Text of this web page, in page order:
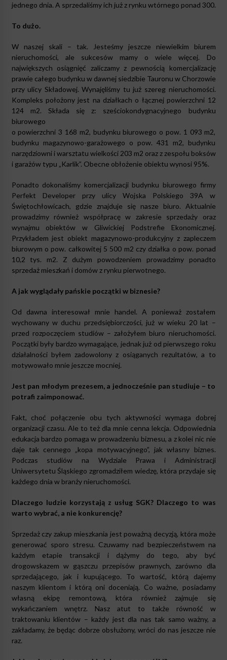
jednego dnia. A sprzedaliśmy ich już z rynku wtórnego ponad 300.
To dużo.
W naszej skali – tak. Jesteśmy jeszcze niewielkim biurem
nieruchomości, ale sukcesów mamy o wiele więcej. Do
największych osiągnięć zaliczamy z pewnością komercjalizację
prawie całego budynku w dawnej siedzibie Tauronu w Chorzowie
przy ulicy Składowej. Wynajęliśmy tu już szereg nieruchomości.
Kompleks położony jest na działkach o łącznej powierzchni 12
124 m2. Składa się z: sześciokondygnacyjnego budynku
biurowego
o powierzchni 3 168 m2, budynku biurowego o pow. 1 093 m2,
budynku magazynowo-garażowego o pow. 431 m2, budynku
narzędziowni i warsztatu wielkości 203 m2 oraz z zespołu boksów
i garażów typu „Karlik”. Obecne obłożenie obiektu wynosi 95%.
Ponadto dokonaliśmy komercjalizacji budynku biurowego firmy
Perfekt Developer przy ulicy Wojska Polskiego 39A w
Świętochłowicach, gdzie znajduje się nasze biuro. Aktualnie
prowadzimy również współpracę w zakresie sprzedaży oraz
wynajmu obiektów w Gliwickiej Podstrefie Ekonomicznej.
Przykładem jest obiekt magazynowo-produkcyjny z zapleczem
biurowym o pow. całkowitej 5 500 m2 czy działka o pow. ponad
10,2 tys. m2. Z dużym powodzeniem prowadzimy ponadto
sprzedaż mieszkań i domów z rynku pierwotnego.
A jak wyglądały pańskie początki w biznesie?
Od dawna interesował mnie handel. A ponieważ zostałem
wychowany w duchu przedsiębiorczości, już w wieku 20 lat –
przed rozpoczęciem studiów – założyłem biuro nieruchomości.
Początki były bardzo wymagające, jednak już od pierwszego roku
działalności byłem zadowolony z osiąganych rezultatów, a to
motywowało mnie jeszcze mocniej.
Jest pan młodym prezesem, a jednocześnie pan studiuje – to
potrafi zaimponować.
Fakt, choć połączenie obu tych aktywności wymaga dobrej
organizacji czasu. Ale to też dla mnie cenna lekcja. Odpowiednia
edukacja bardzo pomaga w prowadzeniu biznesu, a z kolei nic nie
daje tak cennego „kopa motywacyjnego”, jak własny biznes.
Podczas studiów na Wydziale Prawa i Administracji
Uniwersytetu Śląskiego zgromadziłem wiedzę, która przydaje się
każdego dnia w branży nieruchomości.
Dlaczego ludzie korzystają z usług SGK? Dlaczego to was
warto wybrać, a nie konkurencję?
Sprzedaż czy zakup mieszkania jest poważną decyzją, która może
generować sporo stresu. Czuwamy nad bezpieczeństwem na
każdym etapie transakcji i dążymy do tego, aby być
drogowskazem w gąszczu przepisów prawnych, zarówno dla
sprzedającego, jak i kupującego. To wartość, którą dajemy
naszym klientom i którą oni doceniają. Co ważne, posiadamy
własną ekipę remontową, która również zajmuje się
wykańczaniem wnętrz. Nasz atut to także równość w
traktowaniu klientów – każdy jest dla nas tak samo ważny, a
zakładamy, że będąc dobrze obsłużony, wróci do nas jeszcze nie
raz.